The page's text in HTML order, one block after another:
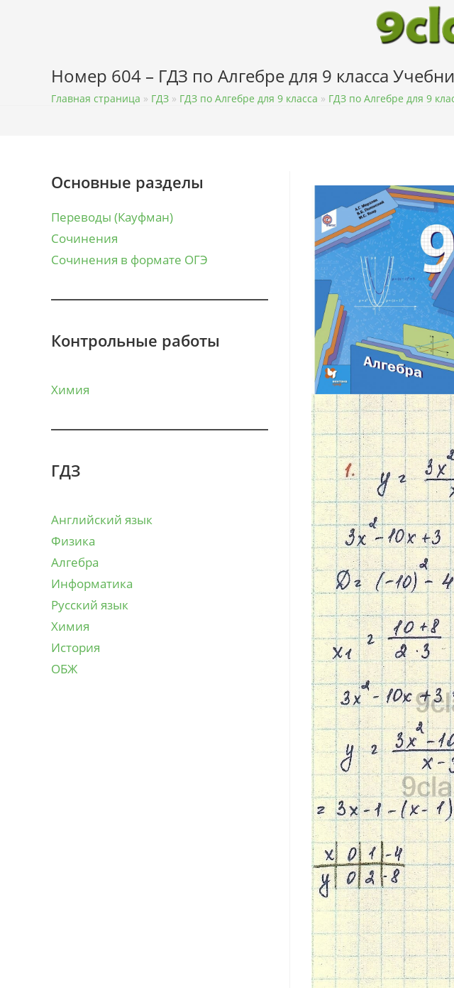
Номер 604 – ГДЗ по Алгебре для 9 класса
Главная страница » ГДЗ » ГДЗ по Алгебре для 9 класса » ГДЗ по Алгебре для 9
Основные разделы
Переводы (Кауфман)
Сочинения
Сочинения в формате ОГЭ
Контрольные работы
Химия
ГДЗ
Английский язык
Физика
Алгебра
Информатика
Русский язык
Химия
История
ОБЖ